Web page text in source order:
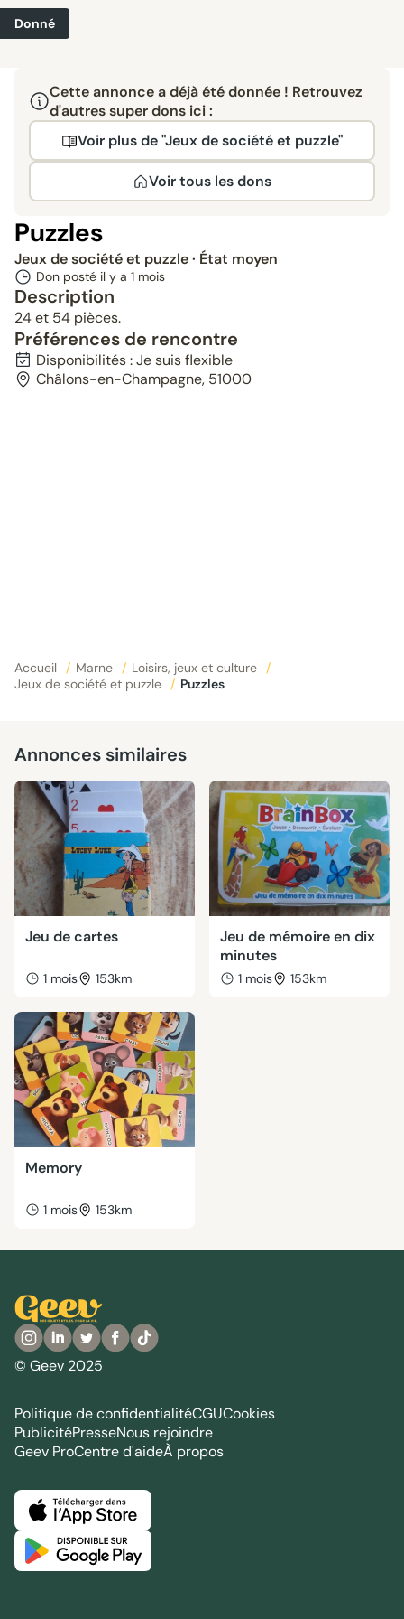
Donné
Cette annonce a déjà été donnée ! Retrouvez
d'autres super dons ici :
Voir plus de "Jeux de société et puzzle"
Voir tous les dons
Puzzles
Jeux de société et puzzle· État moyen
Don posté il y a 1 mois
Description
24 et 54 pièces.
Préférences de rencontre
Disponibilités : Je suis flexible
Châlons-en-Champagne, 51000
Accueil / Marne / Loisirs, jeux et culture
/
Jeux de société et puzzle
/ Puzzles
Annonces similaires
Jeu de cartes
1 mois 153km
Jeu de mémoire en dix
minutes
1 mois 153km
Memory
1 mois 153km
© Geev 2025
Politique de confidentialitéCGUCookies
PublicitéPresseNous rejoindre
Geev ProCentre d'aideÀ propos